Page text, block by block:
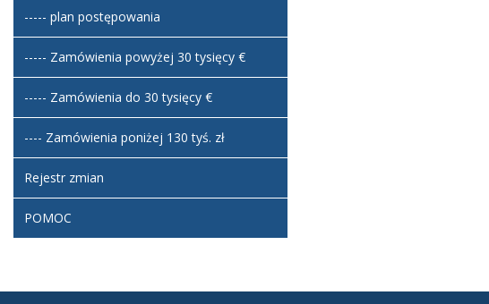
----- plan postępowania
----- Zamówienia powyżej 30 tysięcy €
----- Zamówienia do 30 tysięcy €
---- Zamówienia poniżej 130 tyś. zł
Rejestr zmian
POMOC